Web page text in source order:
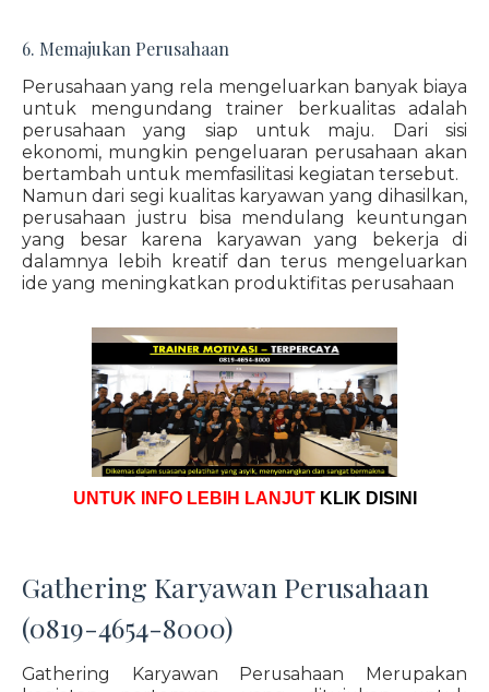
6. Memajukan Perusahaan
Perusahaan yang rela mengeluarkan banyak biaya
untuk mengundang trainer berkualitas adalah
perusahaan yang siap untuk maju. Dari sisi
ekonomi, mungkin pengeluaran perusahaan akan
bertambah untuk memfasilitasi kegiatan tersebut.
Namun dari segi kualitas karyawan yang dihasilkan,
perusahaan justru bisa mendulang keuntungan
yang besar karena karyawan yang bekerja di
dalamnya lebih kreatif dan terus mengeluarkan
ide yang meningkatkan produktifitas perusahaan
UNTUK INFO LEBIH LANJUT KLIK DISINI
Gathering Karyawan Perusahaan
(0819-4654-8000)
Gathering Karyawan Perusahaan Merupakan